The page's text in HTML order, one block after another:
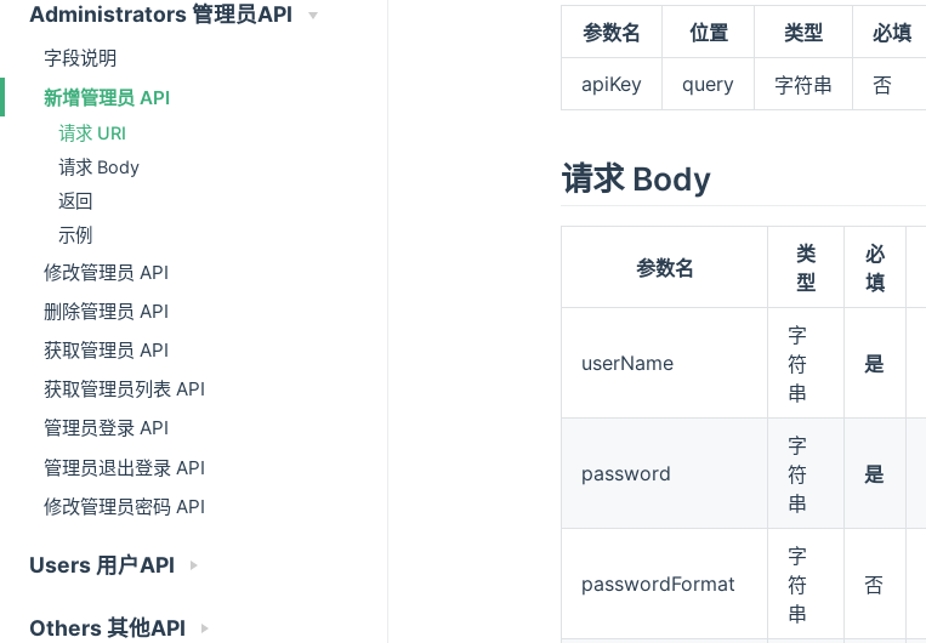
Administrators 管理员API
字段说明
新增管理员 API
请求 URI
请求 Body
返回
示例
修改管理员 API
删除管理员 API
获取管理员 API
获取管理员列表 API
管理员登录 API
管理员退出登录 API
修改管理员密码 API
Users 用户API
Others 其他API
参数名 位置 类型 必填
apiKey query 字符串 否
请求 Body
参数名
类
型
必
填
userName
字
符
串
是
password
字
符
串
是
passwordFormat
字
符
串
否